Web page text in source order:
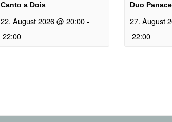
Canto a Dois
22. August 2026 @ 20:00-
22:00
Duo
27. August
22:00